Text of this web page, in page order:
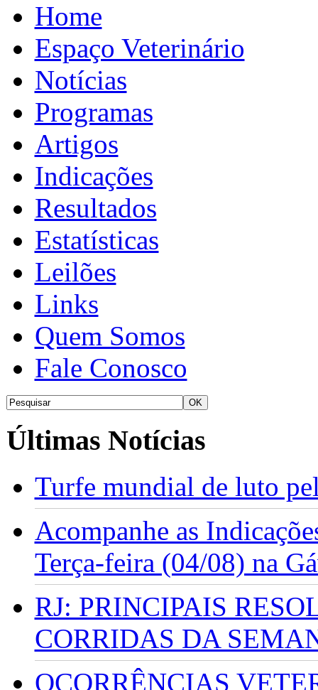
Home
Espaço Veterinário
Notícias
Programas
Artigos
Indicações
Resultados
Estatísticas
Leilões
Links
Quem Somos
Fale Conosco
Últimas Notícias
Turfe mundial de luto
Acompanhe as
Terça-feira (04/08) na
RJ: PRINCIPAIS
CORRIDAS DA
OCORRÊNCIAS